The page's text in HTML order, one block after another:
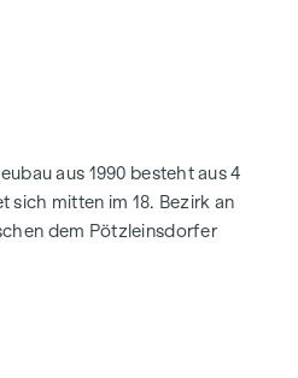
aus 1990 besteht aus 4
sich mitten im 18. Bezirk an
dem Pötzleinsdorfer